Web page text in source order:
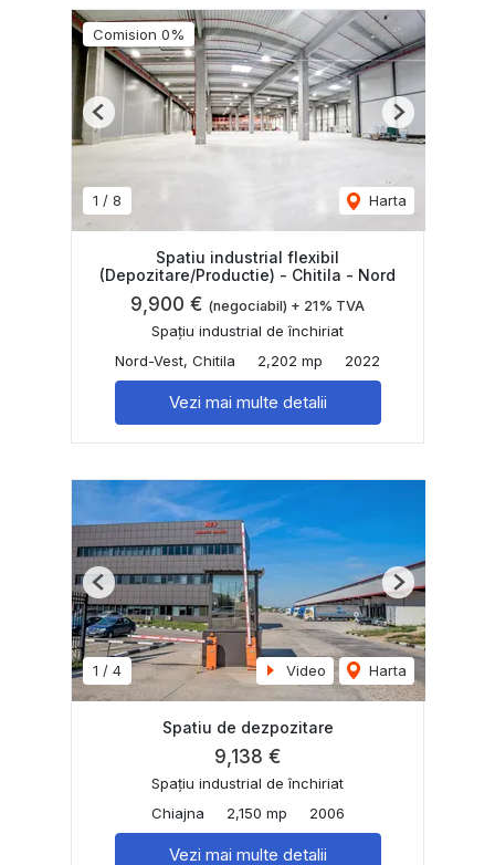
Comision 0%
1 / 8 Harta
Previous Next
Spatiu industrial flexibil
(Depozitare/Productie) - Chitila - Nord
9,900 € (negociabil) + 21% TVA
Spațiu industrial de închiriat
Nord-Vest, Chitila
2,202 mp 2022
Vezi mai multe detalii
1 / 4 Video Harta
Previous Next
Spatiu de dezpozitare
9,138 €
Spațiu industrial de închiriat
Chiajna
2,150 mp 2006
Vezi mai multe detalii